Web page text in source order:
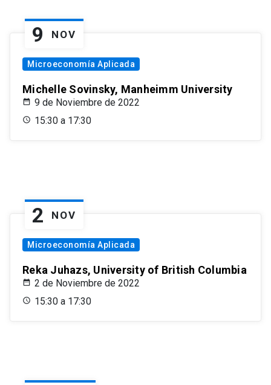
9 NOV
Microeconomía Aplicada
Michelle Sovinsky, Manheimm University
9 de Noviembre de 2022
15:30 a 17:30
2 NOV
Microeconomía Aplicada
Reka Juhazs, University of British Columbia
2 de Noviembre de 2022
15:30 a 17:30